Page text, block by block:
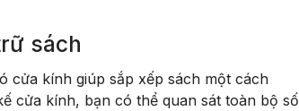
sách
cửa kính giúp sắp xếp sách một cách
cửa kính, bạn có thể quan sát toàn bộ số